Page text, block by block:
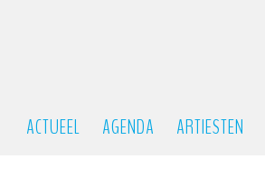
ACTUEEL AGENDA ARTIESTEN